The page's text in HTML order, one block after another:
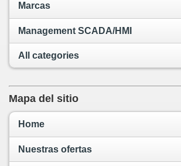
Marcas
Management SCADA/HMI
All categories
Mapa del sitio
Home
Nuestras ofertas